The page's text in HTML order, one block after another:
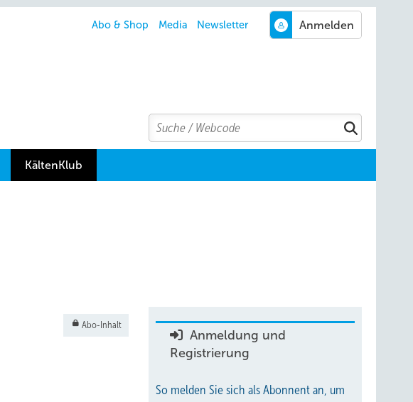
Abo & Shop Media Newsletter
Search
Suchen
KältenKlub
Abo-Inhalt
Anmeldung und
Registrierung
So melden Sie sich als Abonnent an, um